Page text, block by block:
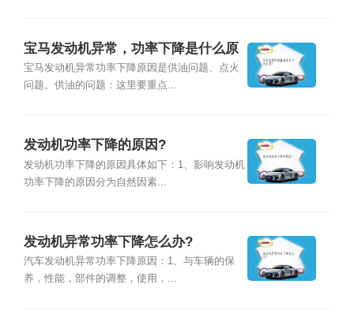
宝马发动机异常，功率下降是什么原
因?
宝马发动机异常功率下降原因是供油问题、点火
问题。供油的问题：这里要重点...
发动机功率下降的原因?
发动机功率下降的原因具体如下：1、影响发动机
功率下降的原因分为自然因素...
发动机异常功率下降怎么办?
汽车发动机异常功率下降原因：1、与车辆的保
养，性能，部件的调整，使用，...